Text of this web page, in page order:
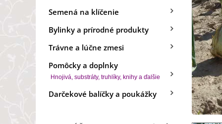
Semená na klíčenie
Bylinky a prírodné produkty
Trávne a lúčne zmesi
Pomôcky a doplnky
Hnojivá, substráty, truhlíky, knihy a ďalšie
Darčekové balíčky a poukážky